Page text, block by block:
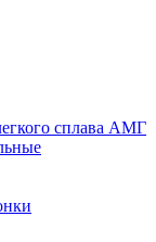
сплава АМГ